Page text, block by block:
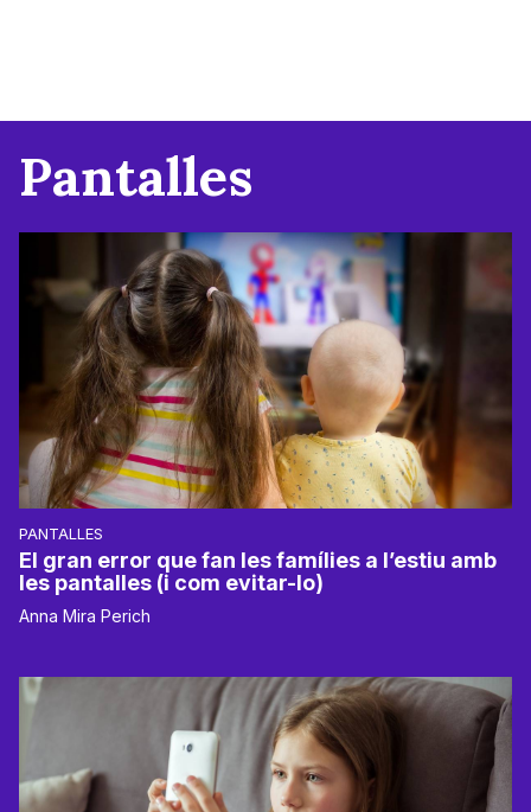
Pantalles
PANTALLES
El gran error que fan les famílies a l’estiu amb
les pantalles (i com evitar-lo)
Anna Mira Perich